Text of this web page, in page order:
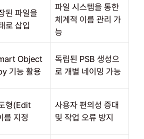
된 파일을
로 삽입
파일 시스템을 통한
체계적 이름 관리 가
능
Object
기능 활용
독립된 PSB 생성으
로 개별 네이밍 가능
형(Edit
름 지정
사용자 편의성 증대
및 작업 오류 방지